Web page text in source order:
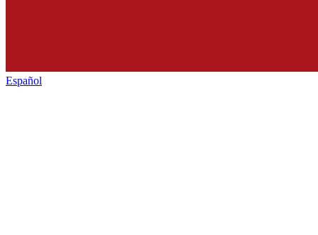
Español